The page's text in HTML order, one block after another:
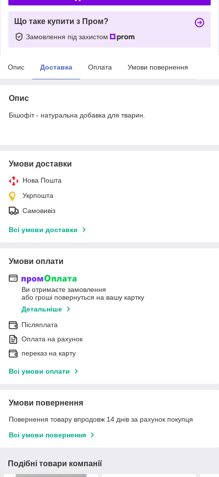
Що таке купити з Пром?
Замовлення під захистом
Опис Доставка Оплата Умови повернення
Опис
Бішофіт - натуральна добавка для тварин.
Умови доставки
Нова Пошта
Укрпошта
Самовивіз
Всі умови доставки
Умови оплати
Ви отримаєте замовлення
або гроші повернуться на вашу картку
Детальніше
Післяплата
Оплата на рахунок
переказ на карту
Всі умови оплати
Умови повернення
Повернення товару впродовж 14 днів за рахунок покупця
Всі умови повернення
Подібні товари компанії